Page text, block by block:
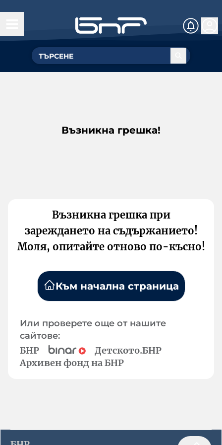
Възникна грешка!
Възникна грешка при
зареждането на съдържанието!
Моля, опитайте отново по-късно!
Към начална страница
Или проверете още от нашите
сайтове:
БНР
Детското.БНР
Архивен фонд на БНР